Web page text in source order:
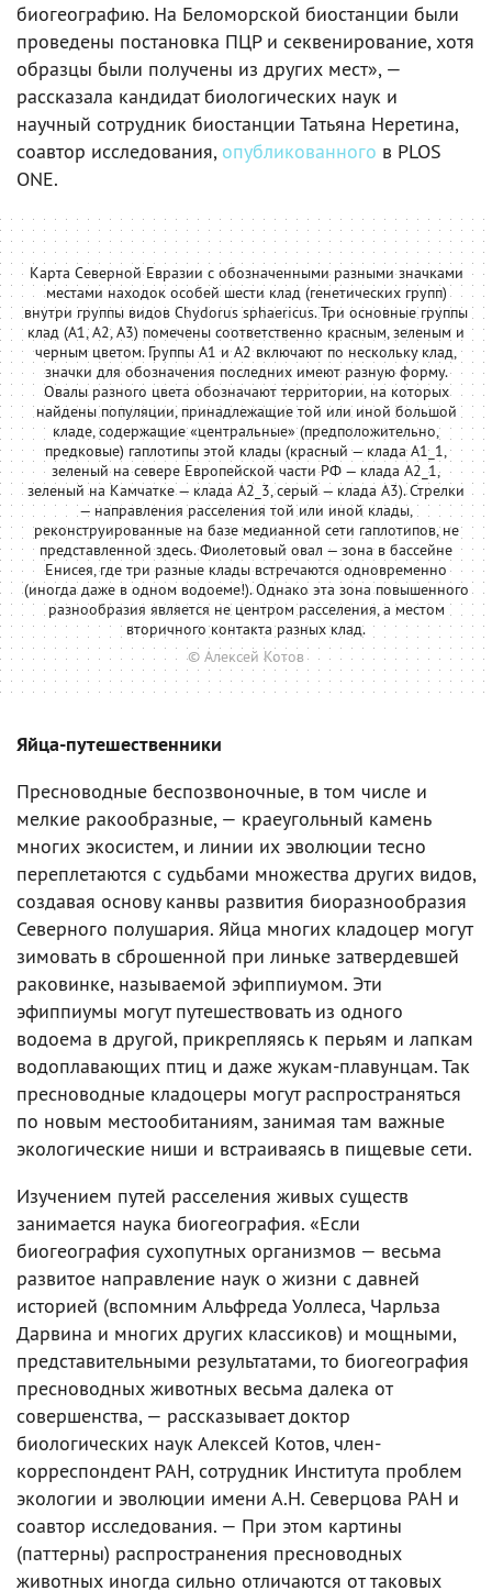
биогеографию. На Беломорской биостанции были
проведены постановка ПЦР и секвенирование, хотя
образцы были получены из других мест», —
рассказала кандидат биологических наук и
научный сотрудник биостанции Татьяна Неретина,
соавтор исследования, опубликованного в PLOS
ONE.
Карта Северной Евразии с обозначенными разными значками
местами находок особей шести клад (генетических групп)
внутри группы видов Chydorus sphaericus. Три основные группы
клад (A1, A2, A3) помечены соответственно красным, зеленым и
черным цветом. Группы A1 и A2 включают по нескольку клад,
значки для обозначения последних имеют разную форму.
Овалы разного цвета обозначают территории, на которых
найдены популяции, принадлежащие той или иной большой
кладе, содержащие «центральные» (предположительно,
предковые) гаплотипы этой клады (красный — клада A1_1,
зеленый на севере Европейской части РФ — клада A2_1,
зеленый на Камчатке — клада A2_3, серый — клада A3). Стрелки
— направления расселения той или иной клады,
реконструированные на базе медианной сети гаплотипов, не
представленной здесь. Фиолетовый овал — зона в бассейне
Енисея, где три разные клады встречаются одновременно
(иногда даже в одном водоеме!). Однако эта зона повышенного
разнообразия является не центром расселения, а местом
вторичного контакта разных клад.
© Алексей Котов
Яйца-путешественники
Пресноводные беспозвоночные, в том числе и
мелкие ракообразные, — краеугольный камень
многих экосистем, и линии их эволюции тесно
переплетаются с судьбами множества других видов,
создавая основу канвы развития биоразнообразия
Северного полушария. Яйца многих кладоцер могут
зимовать в сброшенной при линьке затвердевшей
раковинке, называемой эфиппиумом. Эти
эфиппиумы могут путешествовать из одного
водоема в другой, прикрепляясь к перьям и лапкам
водоплавающих птиц и даже жукам-плавунцам. Так
пресноводные кладоцеры могут распространяться
по новым местообитаниям, занимая там важные
экологические ниши и встраиваясь в пищевые сети.
Изучением путей расселения живых существ
занимается наука биогеография. «Если
биогеография сухопутных организмов — весьма
развитое направление наук о жизни с давней
историей (вспомним Альфреда Уоллеса, Чарльза
Дарвина и многих других классиков) и мощными,
представительными результатами, то биогеография
пресноводных животных весьма далека от
совершенства, — рассказывает доктор
биологических наук Алексей Котов, член-
корреспондент РАН, сотрудник Института проблем
экологии и эволюции имени А.Н. Северцова РАН и
соавтор исследования. — При этом картины
(паттерны) распространения пресноводных
животных иногда сильно отличаются от таковых